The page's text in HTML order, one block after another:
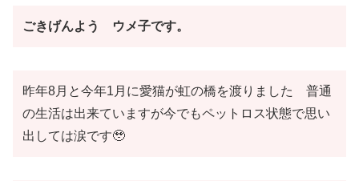
ごきげんよう ウメ子です。
昨年8月と今年1月に愛猫が虹の橋を渡りました 普通
の生活は出来ていますが今でもペットロス状態で思い
出しては涙です🥹